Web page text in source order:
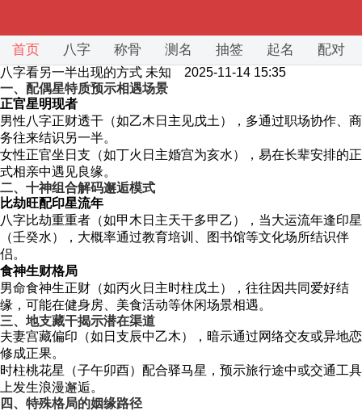
首页 八字 称骨 测名 抽签 起名 配对
八字看另一半出现的方式 未知 2025-11-14 15:35
一、配偶星特质预示相遇场景
正官星明现者
男性八字正财透干（如乙木日主见戊土），多通过职场协作、商
务往来结识另一半。
女性正官坐日支（如丁火日主婚宫为亥水），易在长辈安排的正
式相亲中遇见良缘。
二、十神组合解码邂逅模式
比劫旺配印星流年
八字比劫重重者（如甲木日主天干多甲乙），当大运流年逢印星
（壬癸水），大概率通过教育培训、图书馆等文化场所结识伴
侣。
食神生财格局
男命食神生正财（如丙火日主时柱戊土），往往因共同爱好结
缘，可能在健身房、美食活动等休闲场景相遇。
三、地支藏干揭示潜在渠道
夫妻宫藏偏印（如日支辰中乙木），暗示通过网络交友或异地恋
修成正果。
时柱桃花星（子午卯酉）配合驿马星，预示旅行途中或交通工具
上发生浪漫邂逅。
四、特殊格局的姻缘路径